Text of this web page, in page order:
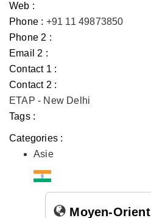
Web :
Phone : +91 11 49873850
Phone 2 :
Email 2 :
Contact 1 :
Contact 2 :
ETAP - New Delhi
Tags :
Categories :
Asie
Moyen-Orient